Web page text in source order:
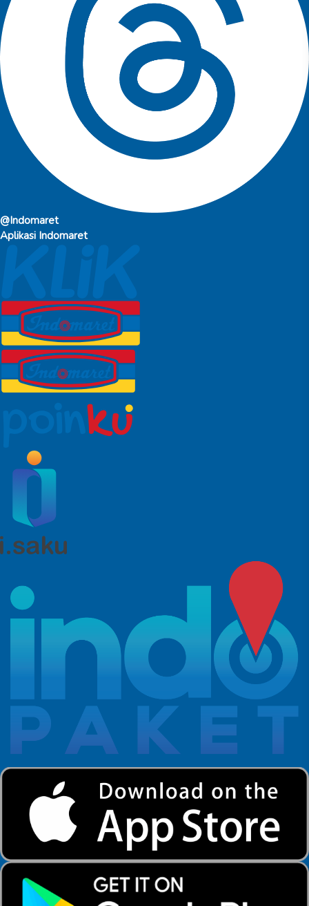
@Indomaret
Aplikasi Indomaret